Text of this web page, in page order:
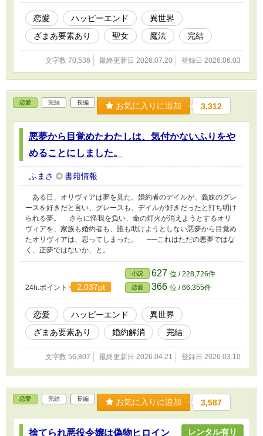
どれほど罵られようと、助けたくない。誇りなんてどうでもいい。
ティアは、心のままに王命を拒否してしまい――？
恋愛 ハッピーエンド
異世界
ざまあ要素あり
聖女 魔法 完結
文字数 70,536 最終更新日 2026.07.20 登録日 2026.06.03
恋愛 完結 長編 お気に入りに追加 3,312
悪夢から目覚めたわたしは、気付かないふりをや
めることにしました。
ふまさ 書籍情報
ある日、オリヴィアは夢を見た。婚約者のデイルが、義妹のグレ
ースを好きだと言い、グレースも、デイルが好きだったと打ち明け
られる夢。 さらに怪我を負い、命の灯火が消えようとするオリ
ヴィアを、家族も婚約者も、誰も助けようとしない悪夢から目覚め
たオリヴィアは、思ってしまった。 ──これはただの悪夢ではな
く、正夢ではないか、と。
24h.ポイント 2,037pt
小説 627 位 / 228,726件
恋愛 366 位 / 66,355件
恋愛 ハッピーエンド
異世界
ざまあ要素あり
婚約解消 完結
文字数 56,807 最終更新日 2026.04.21 登録日 2026.03.10
恋愛 完結 長編 お気に入りに追加 3,587
捨てられ悪役令嬢は偽物ヒロイン
レンタル有り